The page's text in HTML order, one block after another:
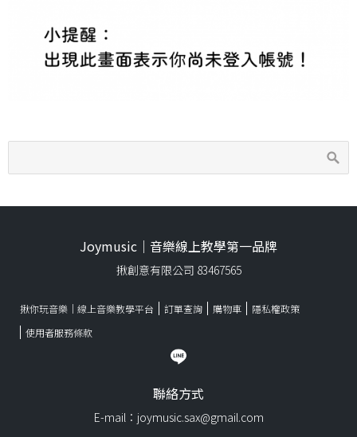
Joymusic｜音樂線上教學第一品牌
揪創意有限公司 83467565
揪你玩音樂｜線上音樂教學平台 訂單查詢 購物車
隱私權政策
使用者服務條款
聯絡方式
E-mail：joymusic.sax@gmail.com